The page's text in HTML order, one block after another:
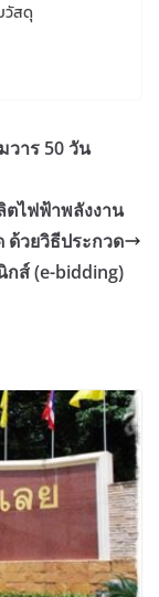
วัสดุ
าร 50 วัน
ตไฟฟ้าพลังงาน
วยวิธีประกวด
กส์ (e-bidding)